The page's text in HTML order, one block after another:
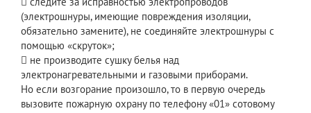
(электрошнуры, имеющие повреждения изоляции,
обязательно замените), не соединяйте электрошнуры с
помощью «скруток»;
 не производите сушку белья над
электронагревательными и газовыми приборами.
Но если возгорание произошло, то в первую очередь
вызовите пожарную охрану по телефону «01» сотовому